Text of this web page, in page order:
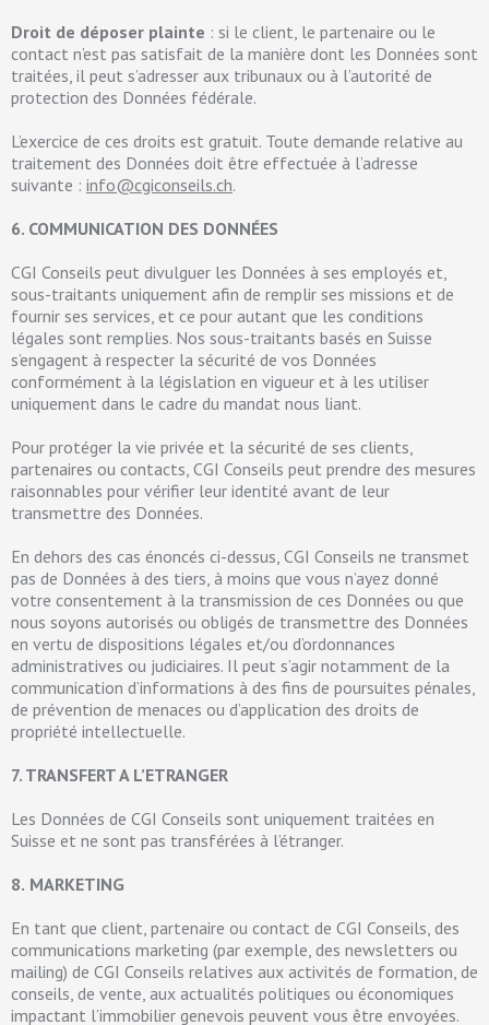
Droit de déposer plainte : si le client, le partenaire ou le
contact n’est pas satisfait de la manière dont les Données sont
traitées, il peut s’adresser aux tribunaux ou à l’autorité de
protection des Données fédérale.
L’exercice de ces droits est gratuit. Toute demande relative au
traitement des Données doit être effectuée à l’adresse
suivante : info@cgiconseils.ch.
6. COMMUNICATION DES DONNÉES
CGI Conseils peut divulguer les Données à ses employés et,
sous-traitants uniquement afin de remplir ses missions et de
fournir ses services, et ce pour autant que les conditions
légales sont remplies. Nos sous-traitants basés en Suisse
s’engagent à respecter la sécurité de vos Données
conformément à la législation en vigueur et à les utiliser
uniquement dans le cadre du mandat nous liant.
Pour protéger la vie privée et la sécurité de ses clients,
partenaires ou contacts, CGI Conseils peut prendre des mesures
raisonnables pour vérifier leur identité avant de leur
transmettre des Données.
En dehors des cas énoncés ci-dessus, CGI Conseils ne transmet
pas de Données à des tiers, à moins que vous n’ayez donné
votre consentement à la transmission de ces Données ou que
nous soyons autorisés ou obligés de transmettre des Données
en vertu de dispositions légales et/ou d’ordonnances
administratives ou judiciaires. Il peut s’agir notamment de la
communication d’informations à des fins de poursuites pénales,
de prévention de menaces ou d’application des droits de
propriété intellectuelle.
7. TRANSFERT A L’ETRANGER
Les Données de CGI Conseils sont uniquement traitées en
Suisse et ne sont pas transférées à l’étranger.
8. MARKETING
En tant que client, partenaire ou contact de CGI Conseils, des
communications marketing (par exemple, des newsletters ou
mailing) de CGI Conseils relatives aux activités de formation, de
conseils, de vente, aux actualités politiques ou économiques
impactant l’immobilier genevois peuvent vous être envoyées.